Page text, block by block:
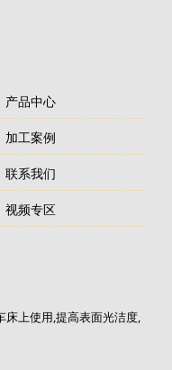
产品中心
加工案例
联系我们
视频专区
床上使用,提高表面光洁度,